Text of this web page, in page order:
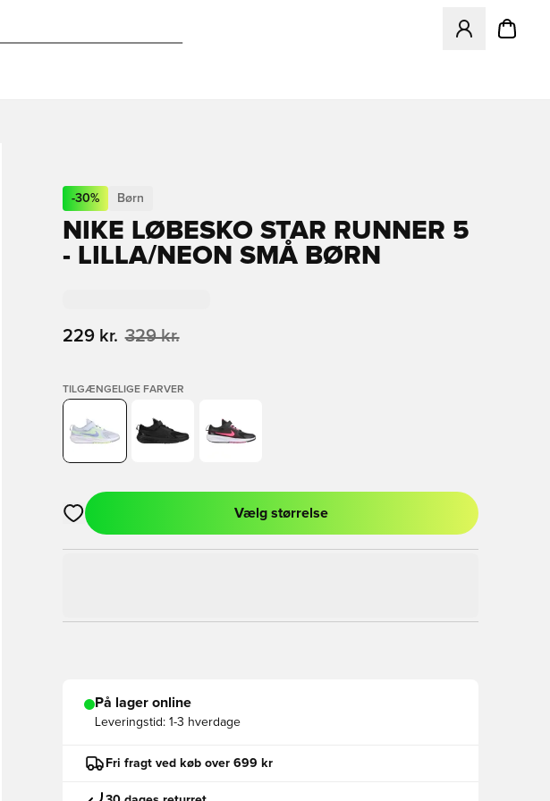
Åbner en
-30% Børn
NIKE LØBESKO STAR RUNNER 5
- LILLA/NEON SMÅ BØRN
229 kr. 329 kr.
TILGÆNGELIGE FARVER
Åbner en Modal til at logge ind eller tilmelde dig som medlem
Vælg størrelse
På lager online
Leveringstid: 1-3 hverdage
Fri fragt ved køb over 699 kr